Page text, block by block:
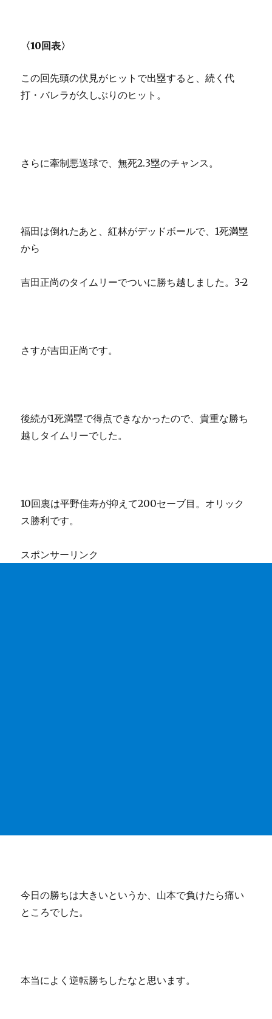
〈10回表〉
この回先頭の伏見がヒットで出塁すると、続く代
打・バレラが久しぶりのヒット。
さらに牽制悪送球で、無死2.3塁のチャンス。
福田は倒れたあと、紅林がデッドボールで、1死満塁
から
吉田正尚のタイムリーでついに勝ち越しました。3-2
さすが吉田正尚です。
後続が1死満塁で得点できなかったので、貴重な勝ち
越しタイムリーでした。
10回裏は平野佳寿が抑えて200セーブ目。オリック
ス勝利です。
スポンサーリンク
今日の勝ちは大きいというか、山本で負けたら痛い
ところでした。
本当によく逆転勝ちしたなと思います。